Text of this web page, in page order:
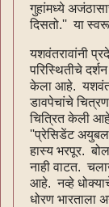
गुहांमध्ये
दिसतो.'' या
यशवंतरावांनी
परिस्थितीचे
केला आहे.
डावपेचांचे
चित्रित केली
''प्रेसिडेंट अयुबला
हास्य भरपूर.
नाही वाटत.
आहे. नव्हे
धोरण भारताला